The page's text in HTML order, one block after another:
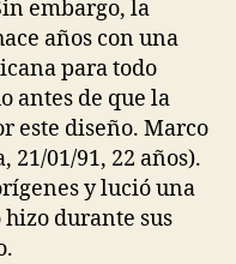
embargo, la
años con una
para todo
antes de que la
este diseño. Marco
21/01/91, 22 años).
y lució una
durante sus